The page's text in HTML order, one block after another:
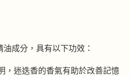
成分，具有以下功效：
，迷迭香的香氣有助於改善記憶